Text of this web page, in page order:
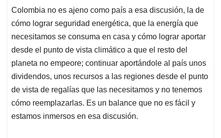
Colombia no es ajeno como país a esa discusión, la de
cómo lograr seguridad energética, que la energía que
necesitamos se consuma en casa y cómo lograr aportar
desde el punto de vista climático a que el resto del
planeta no empeore; continuar aportándole al país unos
dividendos, unos recursos a las regiones desde el punto
de vista de regalías que las necesitamos y no tenemos
cómo reemplazarlas. Es un balance que no es fácil y
estamos inmersos en esa discusión.